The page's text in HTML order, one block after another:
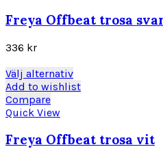
varianter.
kan
väljas
på
Freya Offbeat trosa
336 kr
Välj alternativDen
här
varianter.
Add to wishlist
Compare
Quick View
Freya Offbeat trosa vit